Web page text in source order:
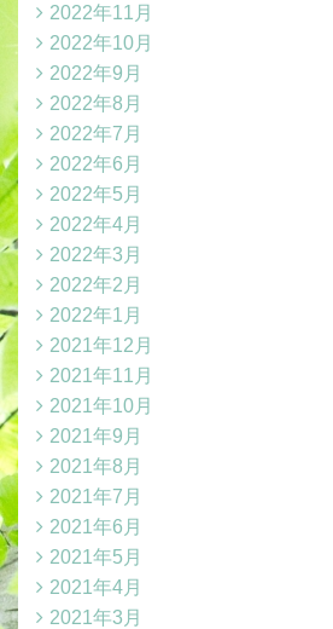
2022年11月
2022年10月
2022年9月
2022年8月
2022年7月
2022年6月
2022年5月
2022年4月
2022年3月
2022年2月
2022年1月
2021年12月
2021年11月
2021年10月
2021年9月
2021年8月
2021年7月
2021年6月
2021年5月
2021年4月
2021年3月